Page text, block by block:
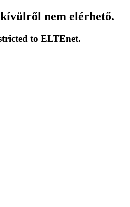
nem elérhető.
to ELTEnet.